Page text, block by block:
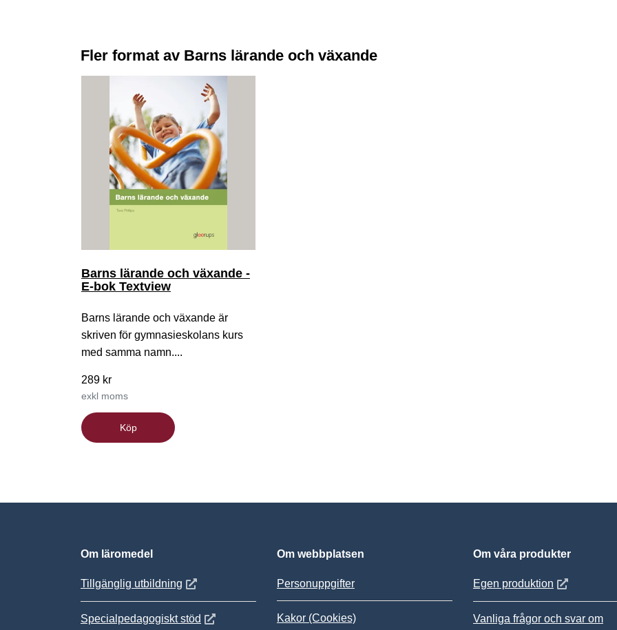
Fler format av Barns lärande och växande
Barns lärande och växande -
E-bok Textview
Barns lärande och växande är
skriven för gymnasieskolans kurs
med samma namn....
289 kr
exkl moms
Köp
Om läromedel
Tillgänglig utbildning Öppnas i nytt fönster
Specialpedagogiskt stöd Öppnas i nytt fönster
Om webbplatsen
Personuppgifter
Kakor (Cookies)
Om våra produkter
Egen produktion Öppnas i
Vanliga frågor och svar om